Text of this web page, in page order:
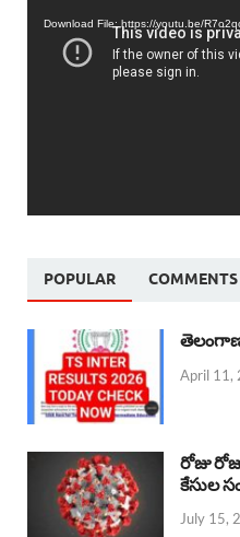
Download File: https://youtu.be/
POPULAR COMMENTS
తెలంగాణ
April 11,
రోజు
కేసుల
July 15,